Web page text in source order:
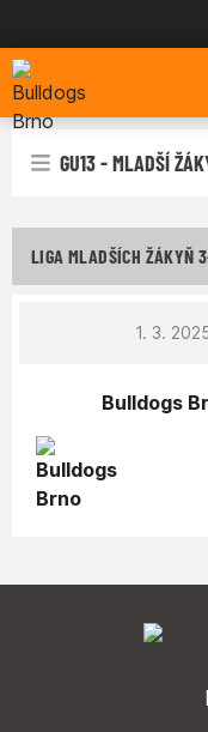
Bulldogs Brno
GU13 - MLADŠÍ
LIGA MLADŠÍCH ŽÁKYŇ
1. 3.
Bulldogs